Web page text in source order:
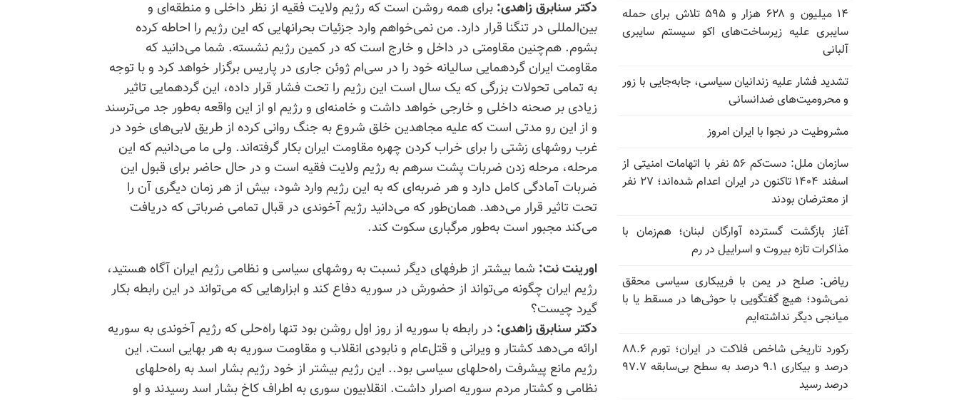
دکتر سنابرق زاهدی: برای همه روشن است که رژیم ولایت فقیه از نظر داخلی و منطقه‌ای و
بین‌المللی در تنگنا قرار دارد. من نمی‌خواهم وارد جزئیات بحرانهایی که این رژیم را احاطه کرده
بشوم. هم‌چنین مقاومتی در داخل و خارج است که در کمین رژیم نشسته. شما می‌دانید که
مقاومت ایران گردهمایی سالیانه خود را در سی‌ام ژوئن جاری در پاریس برگزار خواهد کرد و با توجه
به تمامی تحولات بزرگی که یک سال است این رژیم را تحت فشار قرار داده، این گردهمایی تاثیر
زیادی بر صحنه داخلی و خارجی خواهد داشت و خامنه‌ای و رژیم او از این واقعه به‌طور جد می‌ترسند
و از این رو مدتی است که علیه مجاهدین خلق شروع به جنگ روانی کرده از طریق لابی‌های خود در
غرب روشهای زشتی را برای خراب کردن چهره مقاومت ایران بکار گرفته‌اند. ولی ما می‌دانیم که این
مرحله، مرحله زدن ضربات پشت سرهم به رژیم ولایت فقیه است و در حال حاضر برای قبول این
ضربات آمادگی کامل دارد و هر ضربه‌ای که به این رژیم وارد شود، بیش از هر زمان دیگری آن را
تحت تاثیر قرار می‌دهد. همان‌طور که می‌دانید رژیم آخوندی در قبال تمامی ضرباتی که دریافت
می‌کند مجبور است به‌طور مرگباری سکوت کند.
اورینت نت: شما بیشتر از طرفهای دیگر نسبت به روشهای سیاسی و نظامی رژیم ایران آگاه هستید،
رژیم ایران چگونه می‌تواند از حضورش در سوریه دفاع کند و ابزارهایی که می‌تواند در این رابطه بکار
گیرد چیست؟
دکتر سنابرق زاهدی: در رابطه با سوریه از روز اول روشن بود تنها راه‌حلی که رژیم آخوندی به سوریه
ارائه می‌دهد کشتار و ویرانی و قتل‌عام و نابودی انقلاب و مقاومت سوریه به هر بهایی است. این
رژیم مانع پیشرفت راه‌حلهای سیاسی بود.. این رژیم بیشتر از خود رژیم بشار اسد به راه‌حلهای
نظامی و کشتار مردم سوریه اصرار داشت. انقلابیون سوری به اطراف کاخ بشار اسد رسیدند و او
۱۴ میلیون و ۶۲۸ هزار و ۵۹۵ تلاش برای حمله
سایبری علیه زیرساخت‌های اکو سیستم سایبری
آلبانی
تشدید فشار علیه زندانیان سیاسی، جابه‌جایی با زور
و محرومیت‌های ضدانسانی
مشروطیت در نجوا با ایران امروز
سازمان ملل: دست‌کم ۵۶ نفر با اتهامات امنیتی از
اسفند ۱۴۰۴ تاکنون در ایران اعدام شده‌اند؛ ۲۷ نفر
از معترضان بودند
آغاز بازگشت گسترده آوارگان لبنان؛ هم‌زمان با
مذاکرات تازه بیروت و اسراییل در رم
ریاض: صلح در یمن با فریبکاری سیاسی محقق
نمی‌شود؛ هیچ گفتگویی با حوثی‌ها در مسقط یا با
میانجی دیگر نداشته‌ایم
رکورد تاریخی شاخص فلاکت در ایران؛ تورم ۸۸.۶
درصد و بیکاری ۹.۱ درصد به سطح بی‌سابقه ۹۷.۷
درصد رسید